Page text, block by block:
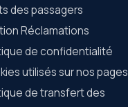
des passagers
Réclamations
de confidentialité
utilisés sur nos pages
de transfert des